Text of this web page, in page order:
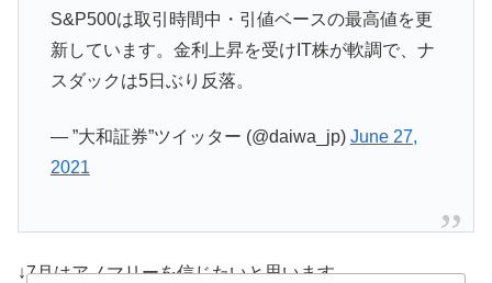
S&P500は取引時間中・引値ベースの最高値を更
新しています。金利上昇を受けIT株が軟調で、ナ
スダックは5日ぶり反落。
— ”大和証券”ツイッター (@daiwa_jp) June 27,
2021
↓7月はアノマリーを信じたいと思います